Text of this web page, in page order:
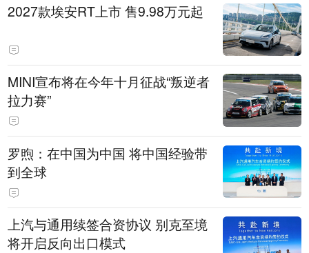
2027款埃安RT上市 售9.98万元起
MINI宣布将在今年十月征战“叛逆者
拉力赛”
罗煦：在中国为中国 将中国经验带
到全球
上汽与通用续签合资协议 别克至境
将开启反向出口模式